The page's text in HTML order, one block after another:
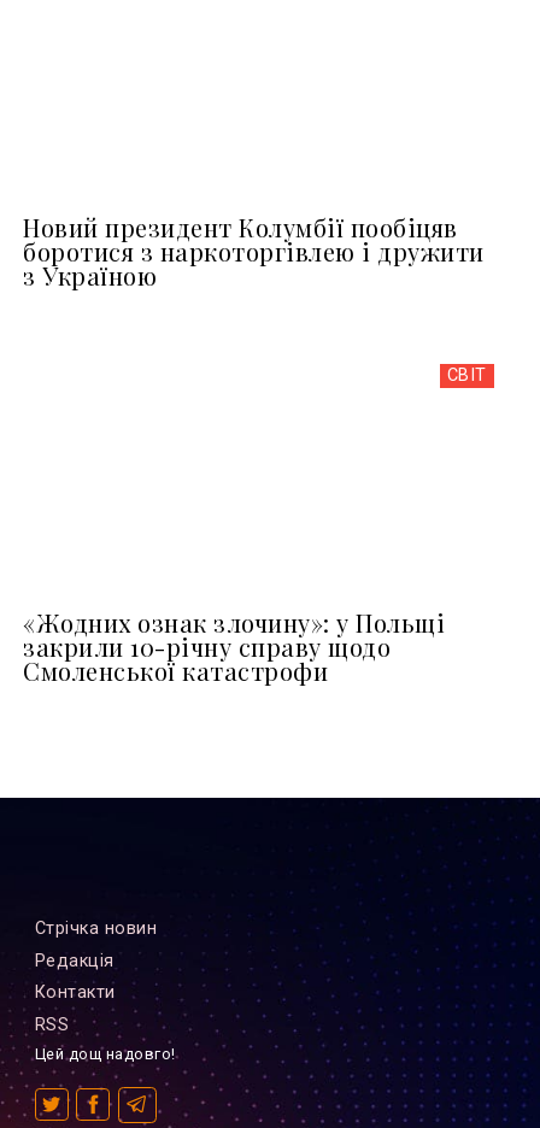
Новий президент Колумбії пообіцяв
боротися з наркоторгівлею і дружити
з Україною
СВІТ
«Жодних ознак злочину»: у Польщі
закрили 10-річну справу щодо
Смоленської катастрофи
Стрiчка новин
Редакцiя
Контакти
RSS
Цей дощ надовго!